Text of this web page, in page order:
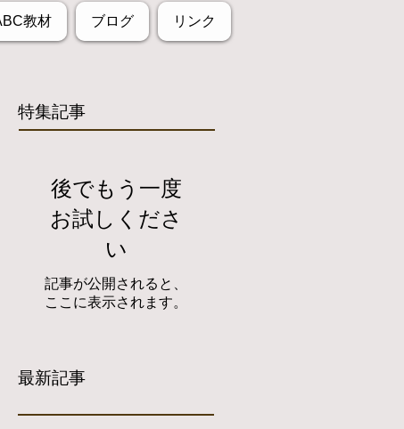
教材 ブログ リンク
特集記事
後でもう一度
お試しくださ
い
記事が公開されると、
ここに表示されます。
最新記事